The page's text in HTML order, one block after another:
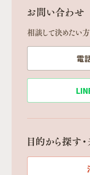
お問い合わせ
相談して決めたい方
電
目的から探す